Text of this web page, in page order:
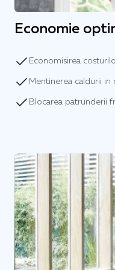
Economie
Economisirea
Mentinerea caldurii in
Blocarea patrunderii